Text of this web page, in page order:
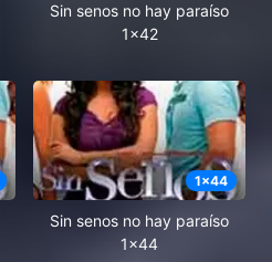
Sin senos no hay paraíso
1x42
1x44
Sin senos no hay paraíso
1x44